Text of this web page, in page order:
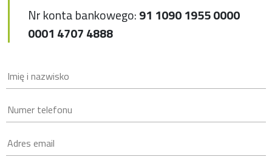
Nr konta bankowego:91 1090 1955 0000
0001 4707 4888